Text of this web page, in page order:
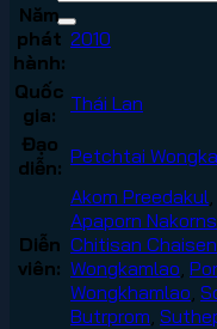
Năm
phát
hành:
2010
Quốc
gia:
Thái Lan
Đạo
diễn: Petchtai
Diễn
viên:
Akom Preedakul
Apaporn
Chitisan
Wongkamlao
Wongkhamlao
Butrprom